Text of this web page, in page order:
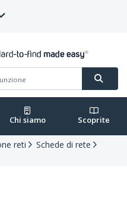
Chi siamo Scoprite
reti
Schede di rete